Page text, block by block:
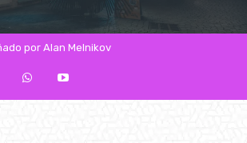
por Alan Melnikov